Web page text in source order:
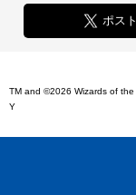
ポスト
TM and ©2026 Wizards of
Y